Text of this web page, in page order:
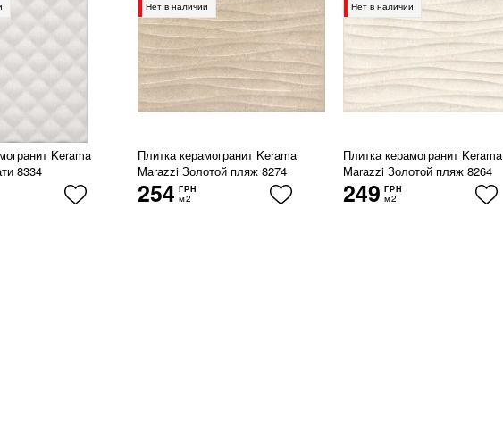
Kerama
8334
Нет в наличии
Плитка керамогранит Kerama
Marazzi Золотой пляж 8274
254 ГРН
м2
Нет в наличии
Плитка керамогранит Kerama
Marazzi Золотой пляж 8264
249 ГРН
м2